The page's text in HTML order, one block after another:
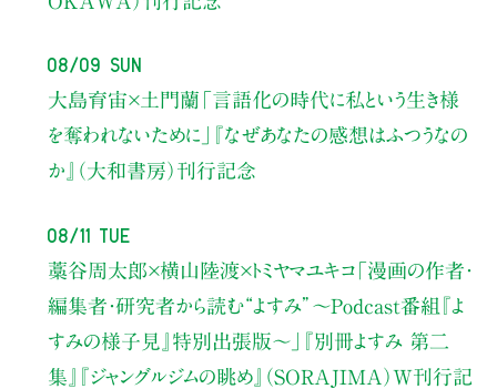
08/09 Sun
大島育宙×土門蘭 「言語化の時代に私という生き様
を奪われないために」
『なぜあなたの感想はふつうなの
か』（大和書房）刊行記念
08/11 Tue
藁谷周太郎×横山陸渡×トミヤマユキコ「漫画の作者・
編集者・研究者から読む“よすみ” 〜Podcast番組『よ
すみの様子見』特別出張版〜」
『別冊よすみ 第二
集』『ジャングルジムの眺め』（SORAJIMA）W刊行記